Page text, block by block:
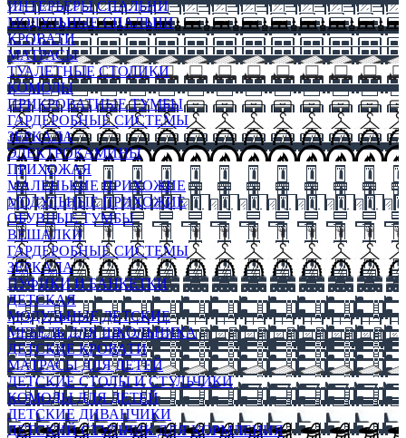
ИНТЕРЬЕРЫ СПАЛЬНИ
МОДУЛЬНЫЕ СПАЛЬНИ
КРОВАТИ
МАТРАСЫ
ТУАЛЕТНЫЕ СТОЛИКИ
КОМОДЫ
ПРИКРОВАТНЫЕ ТУМБЫ
ГАРДЕРОБНЫЕ СИСТЕМЫ
ЗЕРКАЛА
ЭЛЕКТРОКАМИНЫ
ПРИХОЖАЯ
МАЛЕНЬКИЕ ПРИХОЖИЕ
МОДУЛЬНЫЕ ПРИХОЖИЕ
ОБУВНЫЕ ТУМБЫ
ВЕШАЛКИ
ГАРДЕРОБНЫЕ СИСТЕМЫ
ЗЕРКАЛА
ПУФИКИ И БАНКЕТКИ
ДЕТСКАЯ
МОДУЛЬНЫЕ ДЕТСКИЕ
МЕБЕЛЬ ДЛЯ ШКОЛЬНИКА
ДЕТСКИЕ КРОВАТИ
МАТРАСЫ ДЛЯ ДЕТЕЙ
ДЕТСКИЕ СТОЛЫ И СТУЛЬЧИКИ
КОМОДЫ ДЛЯ ДЕТЕЙ
ДЕТСКИЕ ДИВАНЧИКИ
ДЕТСКИЙ СТУЛЬЧИК ДЛЯ КОРМЛЕНИЯ